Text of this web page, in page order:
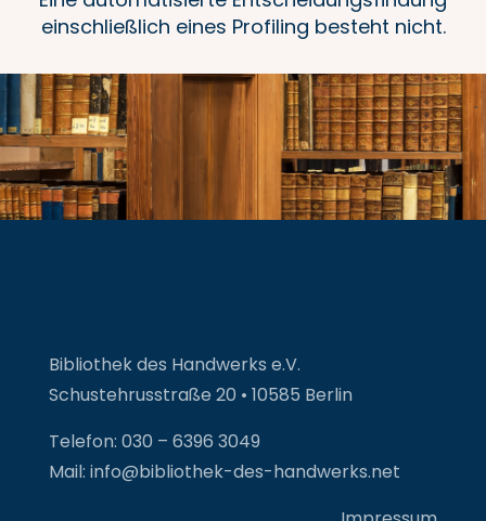
einschließlich eines Profiling besteht nicht.
Bibliothek des Handwerks e.V.
Schustehrusstraße 20 • 10585 Berlin
Telefon: 030 – 6396 3049
Mail: info@bibliothek-des-handwerks.net